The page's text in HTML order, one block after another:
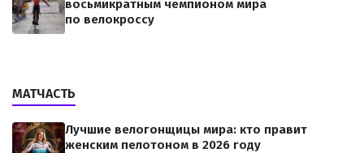
восьмикратным чемпионом мира
по велокроссу
МАТЧАСТЬ
Лучшие велогонщицы мира: кто правит
женским пелотоном в 2026 году